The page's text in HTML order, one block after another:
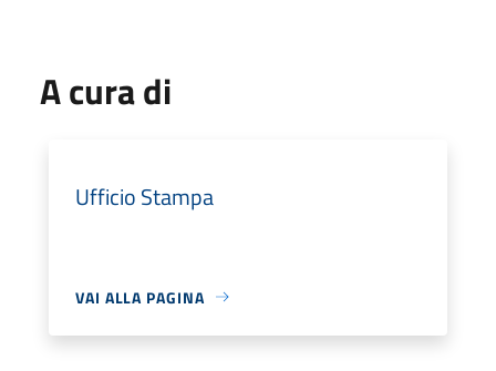
A cura di
Ufficio Stampa
VAI ALLA PAGINA